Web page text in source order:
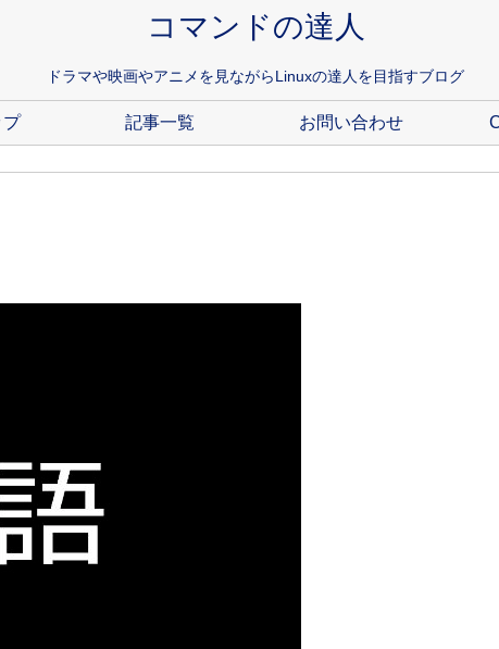
コマンドの達人
ドラマや映画やアニメを見ながらLinuxの達人を目指すブログ
プ 記事一覧 お問い合わせ